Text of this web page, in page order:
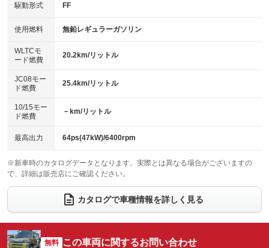
USB入力端子
：装備なし
100V電源
：装備なし
センターデフロック
：装備なし
電動格納ミラー
：装備なし
HID(キセノンライト)
：装備なし
バックカメラ
：装備なし
エアロ
：装備なし
：装備なし
パワーシート
ベンチシート
：装備なし
チップアップシート
：装備なし
：装備なし ：装備あり
ウォークスルー
：装備なし
電動リアゲート フロントカメラ
：装備なし
：装備なし ：装備なし
サイドカメラ
：装備なし ルーフレール
：装備あり
駆動形式 FF
使用燃料 無鉛レギュラーガソリン
WLTCモ
ード燃費
20.2km/リットル
JC08モー
ド燃費
25.4km/リットル
10/15モー
ド燃費
－km/リットル
最高出力 64ps(47kW)/6400rpm
※新車時のカタログデータとなります。実際とは異なる場合がございますの
で、詳細は販売店にご確認ください。
カタログで車種情報を詳しく見る
無料 この車両に関するお問い合わせ